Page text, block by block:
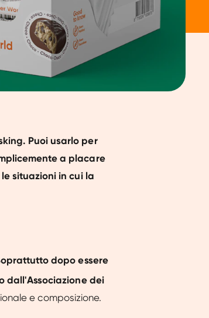
Puoi usarlo per
a placare
situazioni in cui la
dopo essere
dall'Associazione dei
e composizione.